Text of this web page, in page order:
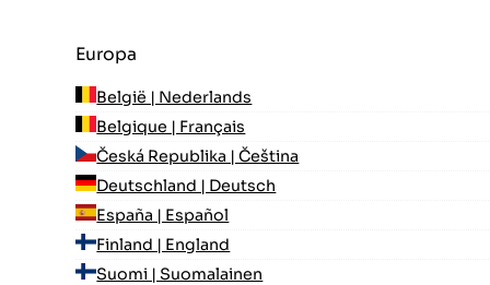
Europa
België | Nederlands
Belgique | Français
Česká Republika | Čeština
Deutschland | Deutsch
España | Español
Finland | England
Suomi | Suomalainen